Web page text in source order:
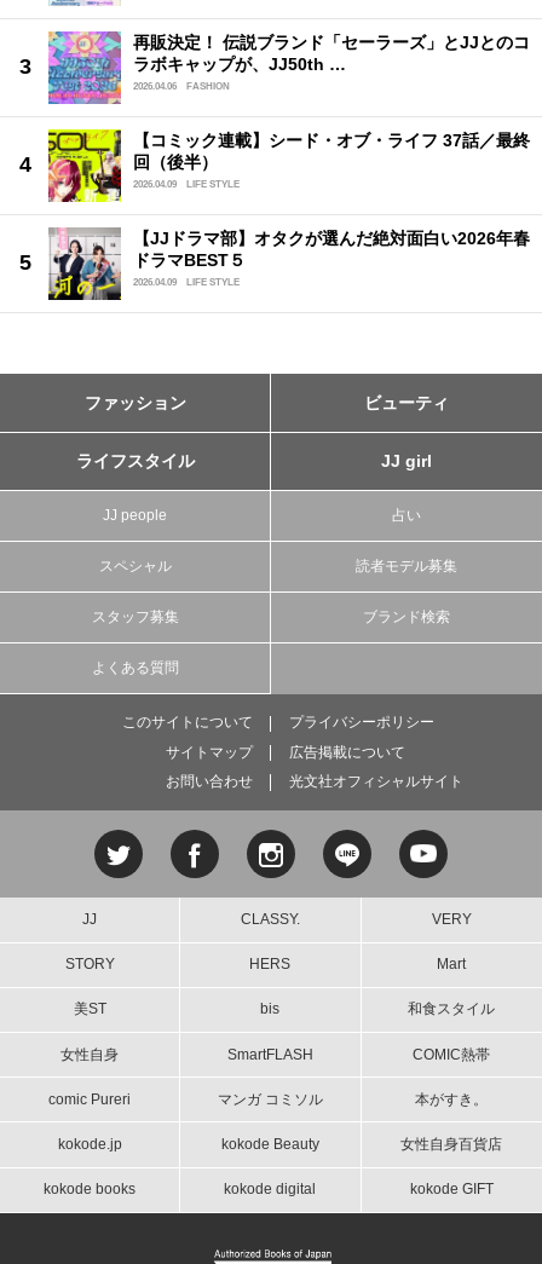
再販決定！ 伝説ブランド「セーラーズ」とJJとのコ
ラボキャップが、JJ50th …
2026.04.06 FASHION
【コミック連載】シード・オブ・ライフ 37話／最終
回（後半）
2026.04.09 LIFE STYLE
【JJドラマ部】オタクが選んだ絶対面白い2026年春
ドラマBEST５
2026.04.09 LIFE STYLE
ファッション ビューティ
ライフスタイル JJ girl
JJ people 占い
スペシャル 読者モデル募集
スタッフ募集 ブランド検索
よくある質問
このサイトについて
プライバシーポリシー
サイトマップ
広告掲載について
お問い合わせ
光文社オフィシャルサイト
JJ CLASSY. VERY
STORY HERS Mart
美ST bis 和食スタイル
女性自身 SmartFLASH COMIC熱帯
comic Pureri マンガ コミソル 本がすき。
kokode.jp kokode Beauty 女性自身百貨店
kokode books kokode digital kokode GIFT